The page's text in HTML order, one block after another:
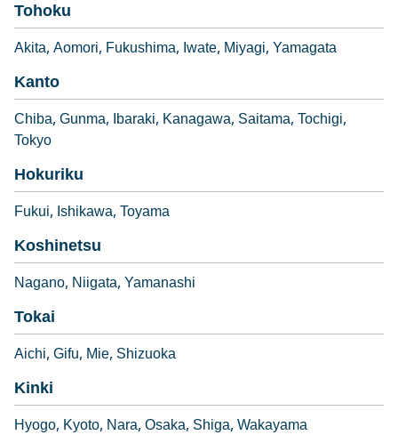
Tohoku
Akita Aomori Fukushima Iwate Miyagi Yamagata
Kanto
Chiba Gunma Ibaraki Kanagawa Saitama Tochigi
Tokyo
Hokuriku
Fukui Ishikawa Toyama
Koshinetsu
Nagano Niigata Yamanashi
Tokai
Aichi Gifu Mie Shizuoka
Kinki
Hyogo Kyoto Nara Osaka Shiga Wakayama